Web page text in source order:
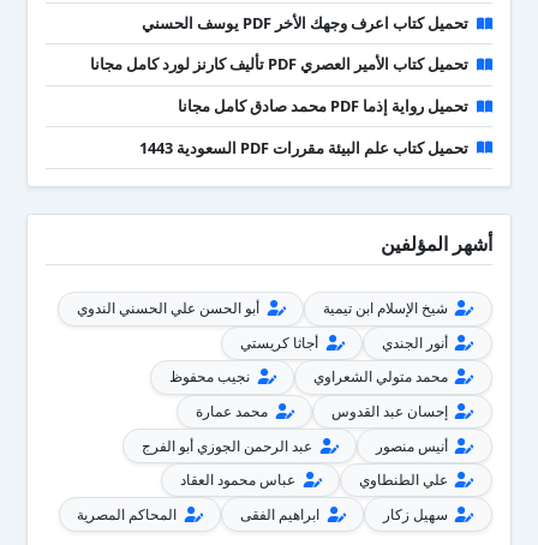
تحميل كتاب اعرف وجهك الأخر PDF يوسف الحسني
تحميل كتاب الأمير العصري PDF تأليف كارنز لورد كامل مجانا
تحميل رواية إذما PDF محمد صادق كامل مجانا
تحميل كتاب علم البيئة مقررات PDF السعودية 1443
أشهر المؤلفين
شيخ الإسلام ابن تيمية
أبو الحسن علي الحسني الندوي
أنور الجندي
أجاثا كريستي
محمد متولي الشعراوي
نجيب محفوظ
إحسان عبد القدوس
محمد عمارة
أنيس منصور
عبد الرحمن الجوزي أبو الفرج
علي الطنطاوي
عباس محمود العقاد
سهيل زكار
ابراهيم الفقى المحاكم المصرية